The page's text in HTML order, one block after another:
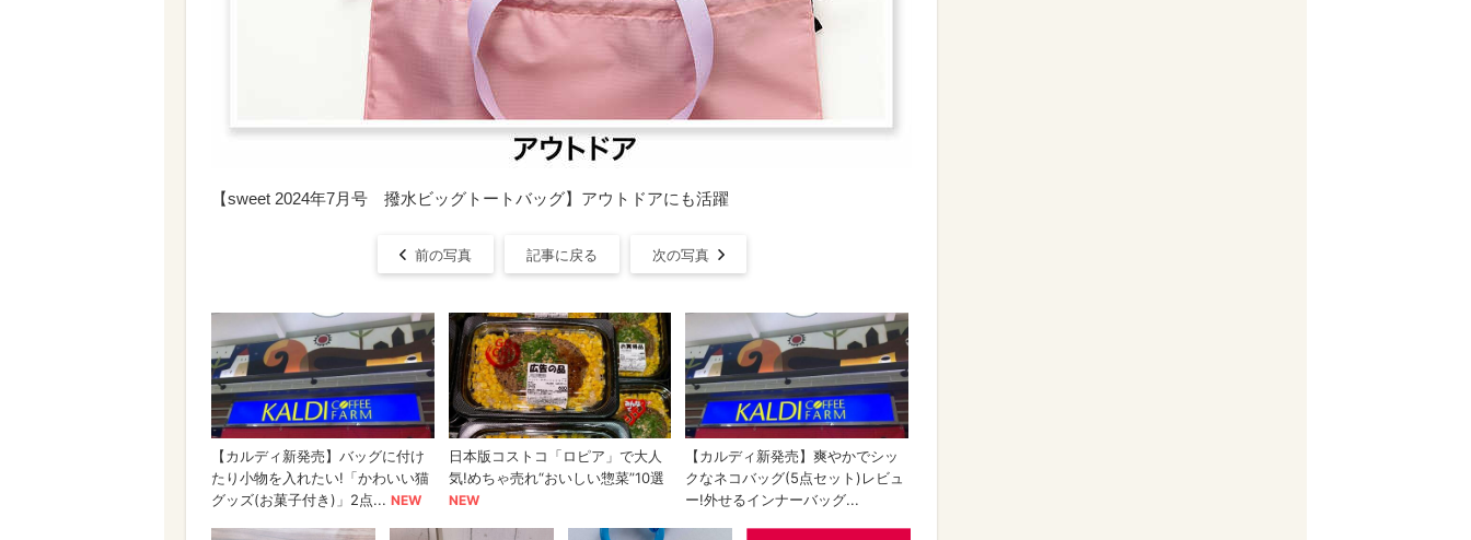
【sweet 2024年7月号 撥水ビッグトートバッグ】アウトドアにも活躍
前の写真 記事に戻る 次の写真